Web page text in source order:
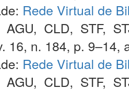
Rede Virtual de
AGU, CLD, STF,
16, n. 184, p. 9–14,
Rede Virtual de
AGU, CLD, STF,